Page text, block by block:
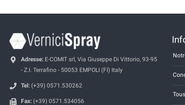
Adresse: E-COMIT srl, Via Giuseppe Di Vittorio, 93-95
- Z.I. Terrafino - 50053 EMPOLI (FI) Italy
Tel: (+39) 0571.530262
Fax: (+39) 0571.534056